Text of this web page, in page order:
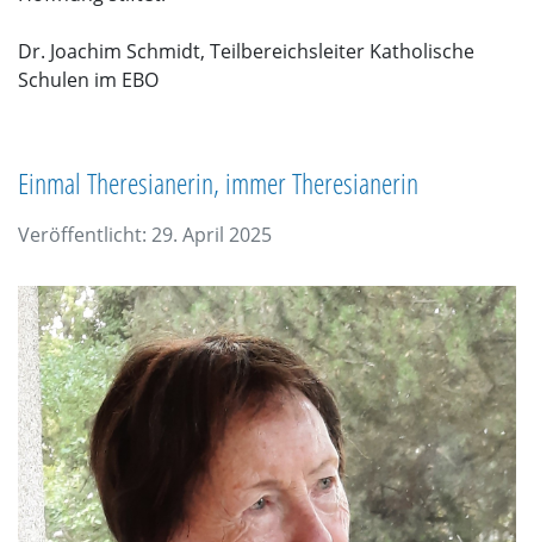
Dr. Joachim Schmidt, Teilbereichsleiter Katholische
Schulen im EBO
Einmal Theresianerin, immer Theresianerin
Veröffentlicht: 29. April 2025